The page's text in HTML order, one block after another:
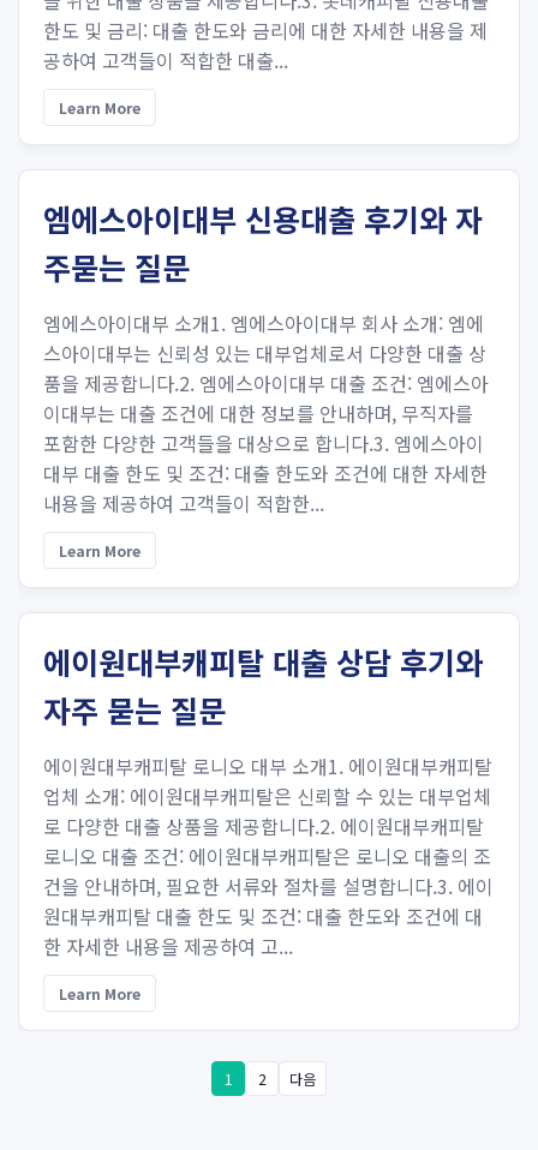
한도 및 금리: 대출 한도와 금리에 대한 자세한 내용을 제
공하여 고객들이 적합한 대출...
Learn More
엠에스아이대부 신용대출 후기와 자
주묻는 질문
엠에스아이대부 소개1. 엠에스아이대부 회사 소개: 엠에
스아이대부는 신뢰성 있는 대부업체로서 다양한 대출 상
품을 제공합니다.2. 엠에스아이대부 대출 조건: 엠에스아
이대부는 대출 조건에 대한 정보를 안내하며, 무직자를
포함한 다양한 고객들을 대상으로 합니다.3. 엠에스아이
대부 대출 한도 및 조건: 대출 한도와 조건에 대한 자세한
내용을 제공하여 고객들이 적합한...
Learn More
에이원대부캐피탈 대출 상담 후기와
자주 묻는 질문
에이원대부캐피탈 로니오 대부 소개1. 에이원대부캐피탈
업체 소개: 에이원대부캐피탈은 신뢰할 수 있는 대부업체
로 다양한 대출 상품을 제공합니다.2. 에이원대부캐피탈
로니오 대출 조건: 에이원대부캐피탈은 로니오 대출의 조
건을 안내하며, 필요한 서류와 절차를 설명합니다.3. 에이
원대부캐피탈 대출 한도 및 조건: 대출 한도와 조건에 대
한 자세한 내용을 제공하여 고...
Learn More
1 2 다음